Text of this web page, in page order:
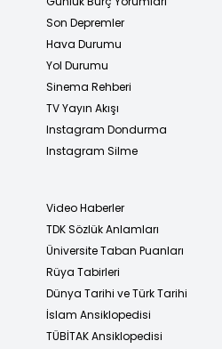
Son Depremler
Hava Durumu
Yol Durumu
Sinema Rehberi
TV Yayın Akışı
Instagram Dondurma
Instagram Silme
Video Haberler
TDK Sözlük Anlamları
Üniversite Taban Puanları
Rüya Tabirleri
Dünya Tarihi ve Türk Tarihi
İslam Ansiklopedisi
TÜBİTAK Ansiklopedisi